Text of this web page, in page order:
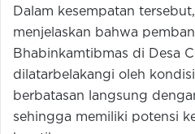
Dalam kesempatan
menjelaskan bahwa
Bhabinkamtibmas di Desa
dilatarbelakangi oleh
berbatasan langsung
sehingga memiliki potensi